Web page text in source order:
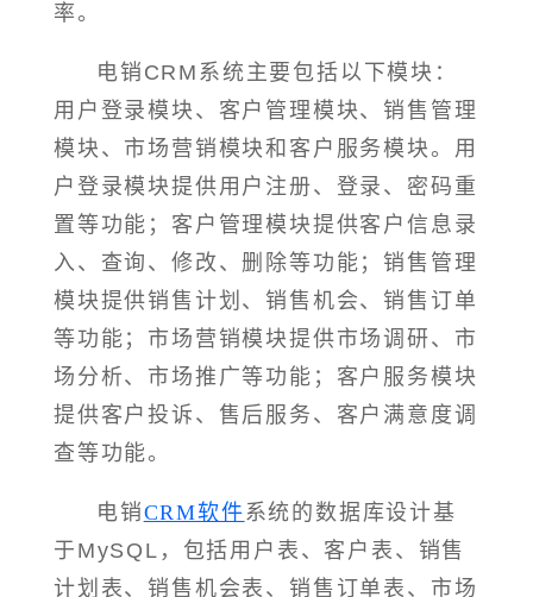
率。
电销CRM系统主要包括以下模块：
用户登录模块、客户管理模块、销售管理
模块、市场营销模块和客户服务模块。用
户登录模块提供用户注册、登录、密码重
置等功能；客户管理模块提供客户信息录
入、查询、修改、删除等功能；销售管理
模块提供销售计划、销售机会、销售订单
等功能；市场营销模块提供市场调研、市
场分析、市场推广等功能；客户服务模块
提供客户投诉、售后服务、客户满意度调
查等功能。
电销CRM软件系统的数据库设计基
于MySQL，包括用户表、客户表、销售
计划表、销售机会表、销售订单表、市场